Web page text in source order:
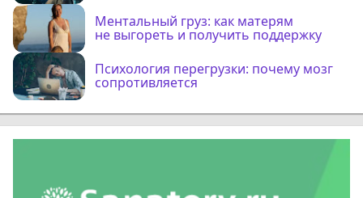
Ментальный груз: как матерям
не выгореть и получить поддержку
Психология перегрузки: почему мозг
сопротивляется